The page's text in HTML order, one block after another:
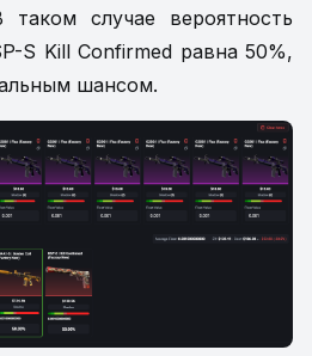
случае вероятность
S Kill Confirmed равна 50%,
шансом.